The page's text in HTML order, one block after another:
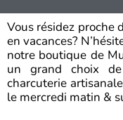
Vous résidez proche
en vacances?
notre boutique de
un grand choix
charcuterie
le mercredi matin &